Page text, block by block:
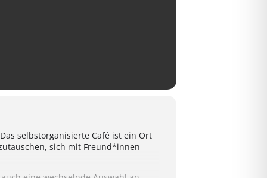
selbstorganisierte Café ist ein Ort
sich mit Freund*innen